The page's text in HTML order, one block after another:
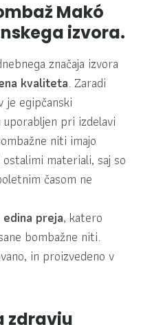
Makó
izvora.
značaja izvora
kvaliteta. Zaradi
je egipčanski
uporabljen pri izdelavi
niti imajo
materiali, saj so
časom ne
preja, katero
bombažne niti.
in proizvedeno v
zdravju